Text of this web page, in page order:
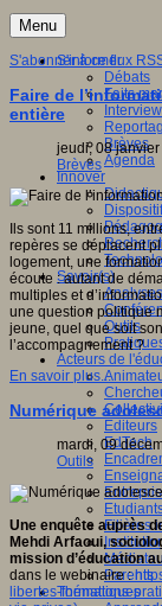
Menu
S'informer
Débats
Faits
Brèves
Agenda
Innover
Savoir(s)
Analyses
Outils
Acteurs de
Editeurs
EdTech
Filières
Parents
Thématiques
S'abonner à ce flux
Faire de
entière
jeudi, 08 janvier
Brèves
Ils sont 11 millions,
repères se déplacent
logement, une
écoute : autant de
multiples et
une question politique
jeune, quel que soit
l’accompagnement ?
En savoir plus...
Numérique
mardi, 09
Outils
Une enquête auprès
Mehdi Arfaoui,
mission d’éducation
dans le webinaire :
libertes-formations-
,
».